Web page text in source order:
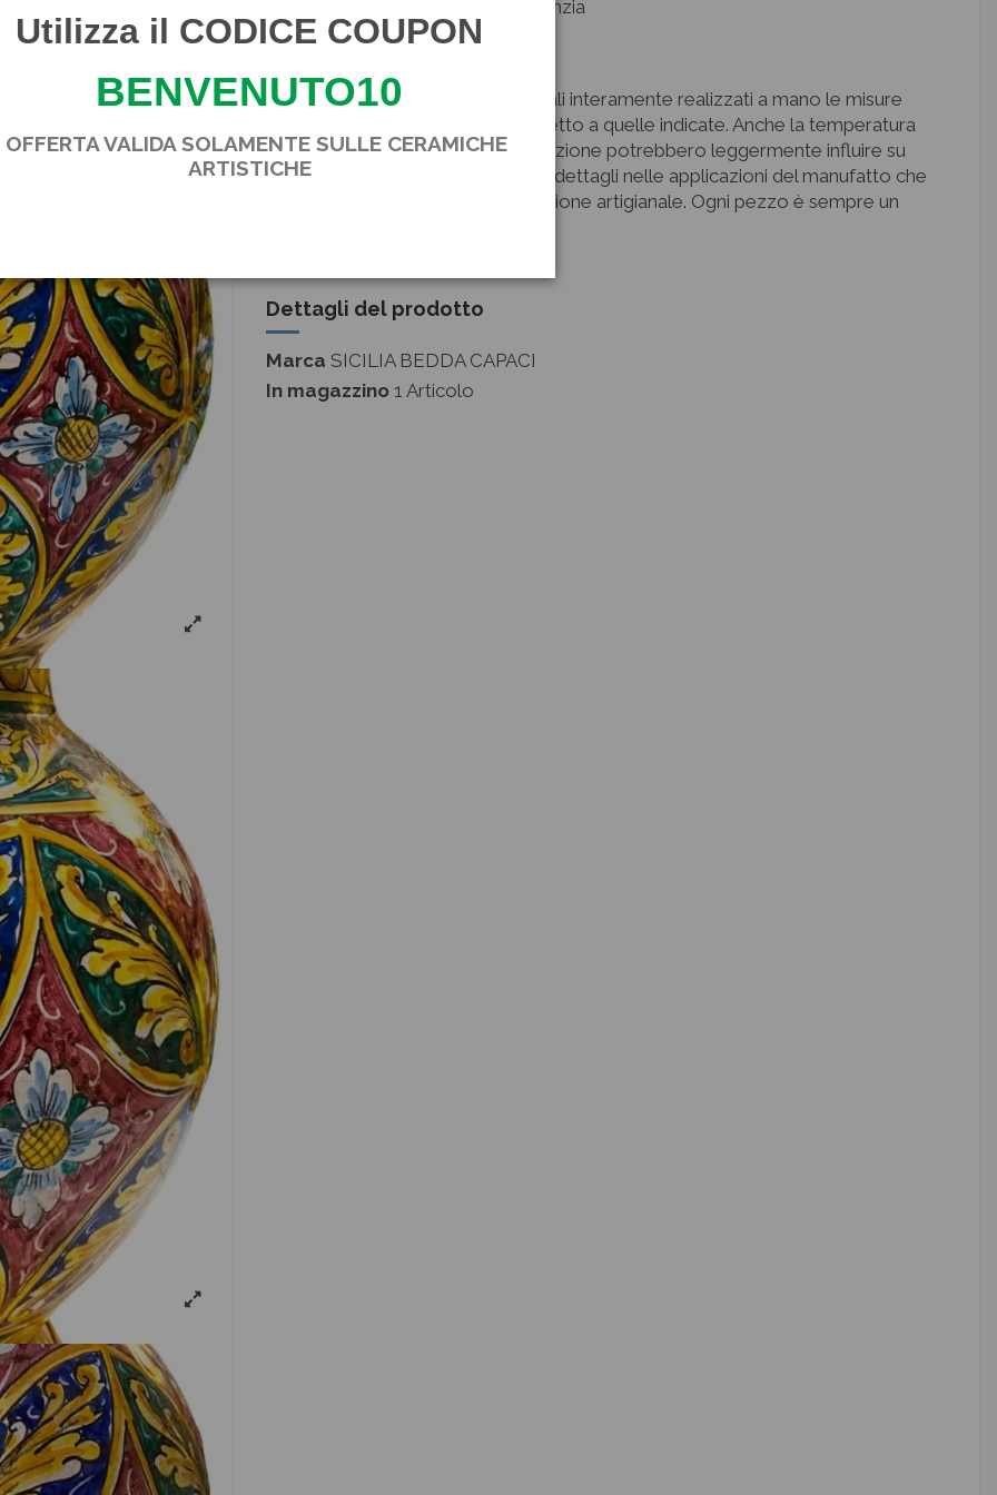
Firma a fuoco e certificato di garanzia
N.B.: trattandosi di articoli artigianali interamente realizzati a mano le misure
potrebbero variare di 1/2 cm rispetto a quelle indicate. Anche la temperatura
del forno o la stagionalità di produzione potrebbero leggermente influire su
minime tonalità di colore e piccoli dettagli nelle applicazioni del manufatto che
sono naturali e ovvie della lavorazione artigianale. Ogni pezzo è sempre un
Dettagli del prodotto
Marca SICILIA BEDDA CAPACI
In magazzino 1 Articolo
Utilizza il CODICE COUPON
BENVENUTO10
OFFERTA VALIDA SOLAMENTE SULLE CERAMICHE
ARTISTICHE